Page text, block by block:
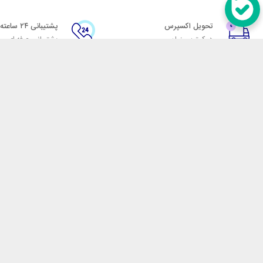
تحویل اکسپرس
در کمترین زمان
پشتیبانی ۲۴ ساعته
پشتیبانی حرفه ای